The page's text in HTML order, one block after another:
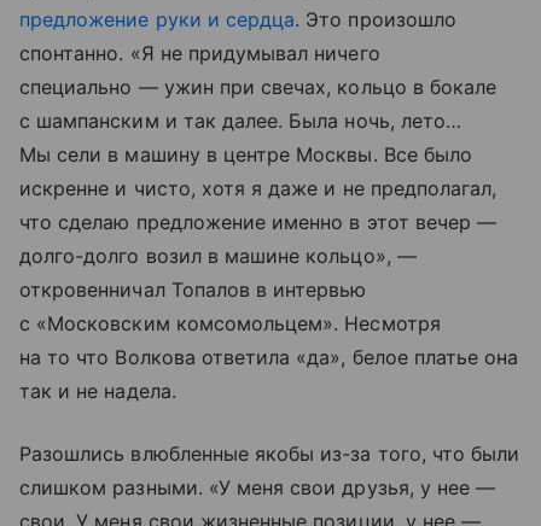
предложение руки и сердца. Это произошло
спонтанно. «Я не придумывал ничего
специально — ужин при свечах, кольцо в бокале
с шампанским и так далее. Была ночь, лето…
Мы сели в машину в центре Москвы. Все было
искренне и чисто, хотя я даже и не предполагал,
что сделаю предложение именно в этот вечер —
долго-долго возил в машине кольцо», —
откровенничал Топалов в интервью
с «Московским комсомольцем». Несмотря
на то что Волкова ответила «да», белое платье она
так и не надела.
Разошлись влюбленные якобы из-за того, что были
слишком разными. «У меня свои друзья, у нее —
свои. У меня свои жизненные позиции, у нее —